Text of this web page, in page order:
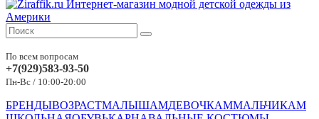
По всем вопросам
+7(929)583-93-50
Пн-Вс / 10:00-20:00
БРЕНДЫВОЗРАСТМАЛЫШАМДЕВОЧКАММАЛЬЧИКАМ